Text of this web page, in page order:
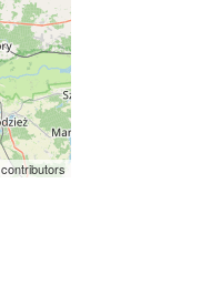
contributors